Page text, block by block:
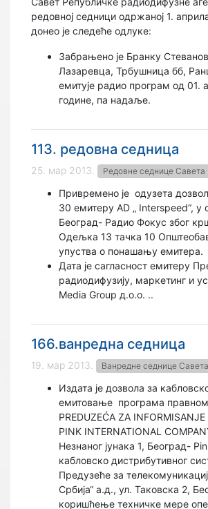
редовној седници одржаној 1.
донео је следеће одлуке:
Забрањено је Бранку
Лазаревца, Трбушница бб,
емитује радио програм од 01.
године, па надаље.
113. редовна седница
25. мар 2013. Редовне седнице Савета
Привремено је одузета
30 емитеру AD „ Interspeed“, у
Београд- Радио Фокус због
Одељка 13 тачка 10
упуства о понашању емитера.
Дата је сагласност емитеру
радиодифузију, маркетинг и
Media Group д.о.о. ..
166.ванредна седница
19. мар 2013. Ванредне седнице Савета
Издата је дозвола за
емитовање програма
PREDUZEĆА ZA
PINK INTERNATIONAL
Незнаног јунака 1, Београд-
кабловско дистрибутивног
Предузеће за
Србија“ а.д., ул. Таковска 2,
коришћење техничке мере